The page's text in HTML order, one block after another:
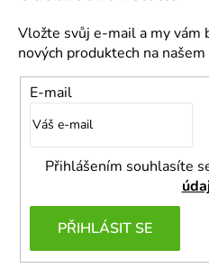
Vložte svůj e-mail a my vám
nových produktech na
E-mail
Přihlášením souhlasíte
PŘIHLÁSIT SE